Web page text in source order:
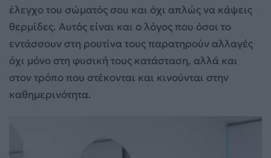
έλεγχο του σώματός σου και όχι απλώς να κάψεις
θερμίδες. Αυτός είναι και ο λόγος που όσοι το
εντάσσουν στη ρουτίνα τους παρατηρούν αλλαγές
όχι μόνο στη φυσική τους κατάσταση, αλλά και
στον τρόπο που στέκονται και κινούνται στην
καθημερινότητα.